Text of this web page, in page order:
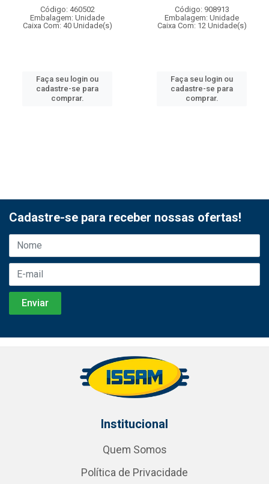
Código: 460502
Embalagem: Unidade
Caixa Com: 40 Unidade(s)
Faça seu login ou
cadastre-se para
comprar.
Código: 908913
Embalagem: Unidade
Caixa Com: 12 Unidade(s)
Faça seu login ou
cadastre-se para
comprar.
Cadastre-se para receber nossas ofertas!
Institucional
Quem Somos
Política de Privacidade